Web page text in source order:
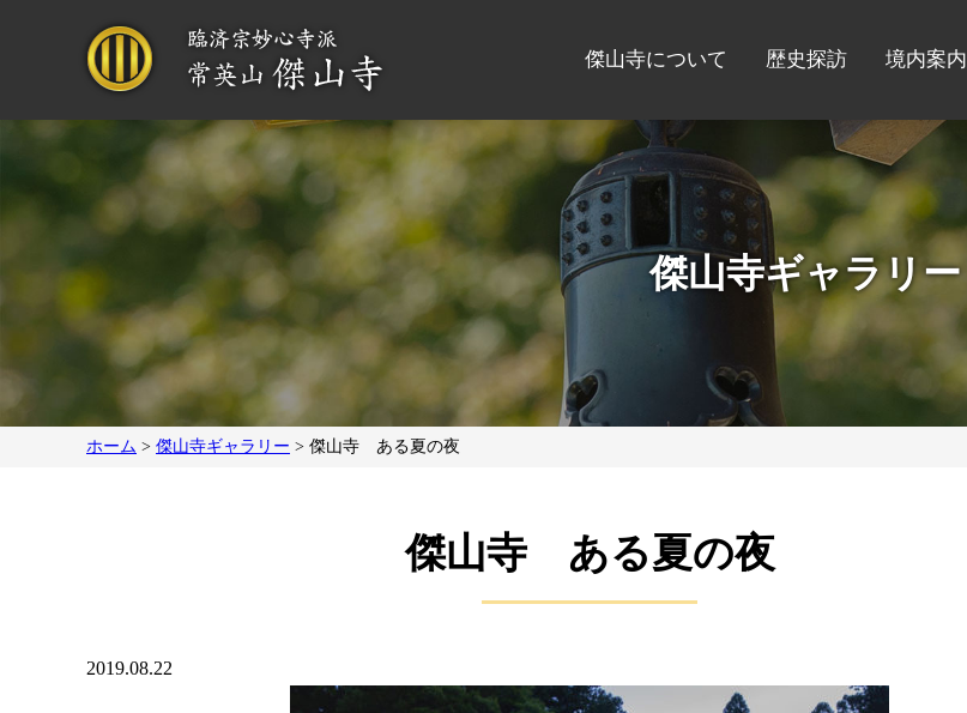
傑山寺について 歴史探訪 境内案内
傑山寺ギャラリー
ホーム > 傑山寺ギャラリー > 傑山寺 ある夏の夜
傑山寺 ある夏の夜
2019.08.22